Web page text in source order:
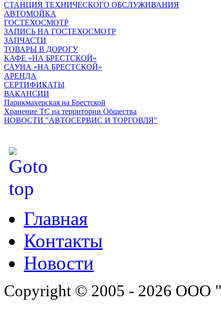
СТАНЦИЯ ТЕХНИЧЕСКОГО ОБСЛУЖИВАНИЯ
АВТОМОЙКА
ГОСТЕХОСМОТР
ЗАПИСЬ НА ГОСТЕХОСМОТР
ЗАПЧАСТИ
ТОВАРЫ В ДОРОГУ
КАФЕ «НА БРЕСТСКОЙ»
САУНА «НА БРЕСТСКОЙ»
АРЕНДА
СЕРТИФИКАТЫ
ВАКАНСИИ
Парикмахерская на Брестской
Хранение ТС на территории Общества
НОВОСТИ "АВТОСЕРВИС И ТОРГОВЛЯ"
Главная
Контакты
Новости
Copyright © 2005 - 2026 ООО